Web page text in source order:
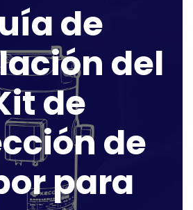
de
del
de
de
para